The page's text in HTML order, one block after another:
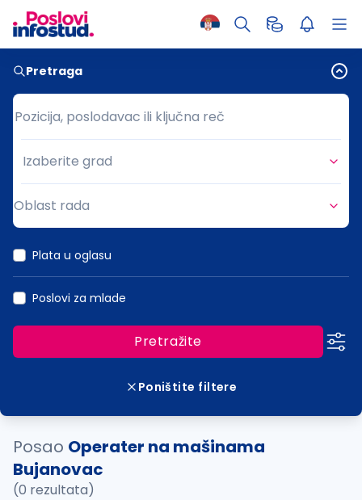
Pretraga
Pozicija, poslodavac ili ključna reč
Pozicija, poslodavac ili ključna reč
Grad
Izaberite grad
Oblast rada
Plata u oglasu
Poslovi za mlade
Pretražite
Poništite filtere
Posao Operater na mašinama
Bujanovac
(0 rezultata)